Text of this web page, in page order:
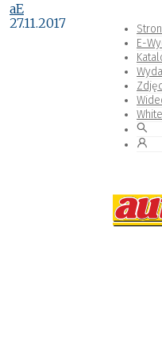
E-
aE
27.11.2017